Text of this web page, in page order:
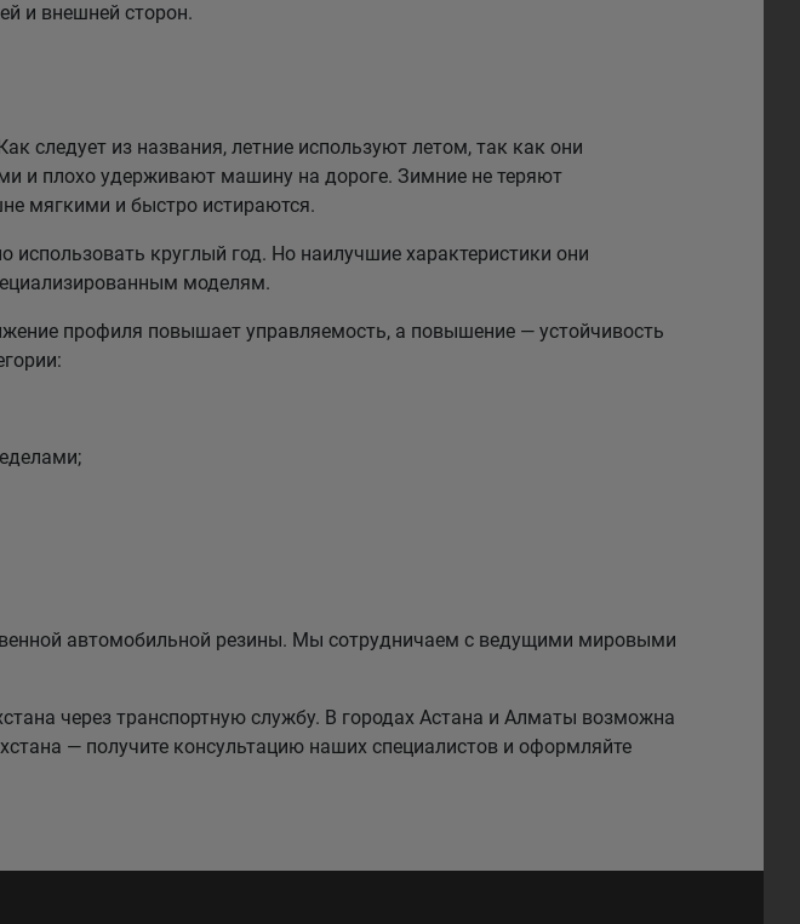
и внешней сторон.
следует из названия, летние используют летом, так как они
и плохо удерживают машину на дороге. Зимние не теряют
мягкими и быстро истираются.
круглый год. Но наилучшие характеристики они
моделям.
профиля повышает управляемость, а повышение — устойчивость
автомобильной резины. Мы сотрудничаем с ведущими мировыми
через транспортную службу. В городах Астана и Алматы возможна
— получите консультацию наших специалистов и оформляйте